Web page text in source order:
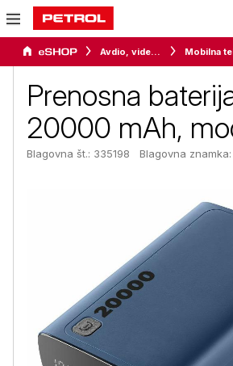
Avdio, video in telefonija
Prenosna
20000 mAh,
Blagovna št.: 335198 Blagovna znamka: